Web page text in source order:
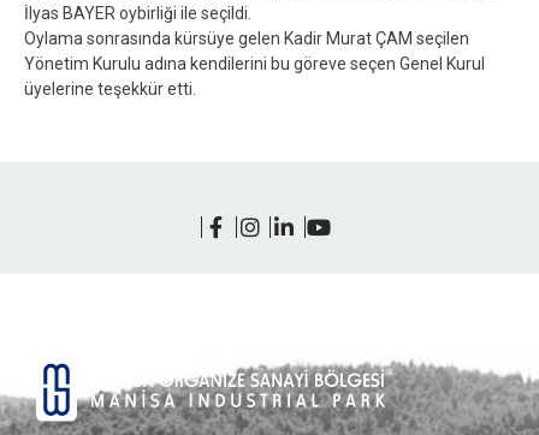
İlyas BAYER oybirliği ile seçildi.
Oylama sonrasında kürsüye gelen Kadir Murat ÇAM seçilen
Yönetim Kurulu adına kendilerini bu göreve seçen Genel Kurul
üyelerine teşekkür etti.